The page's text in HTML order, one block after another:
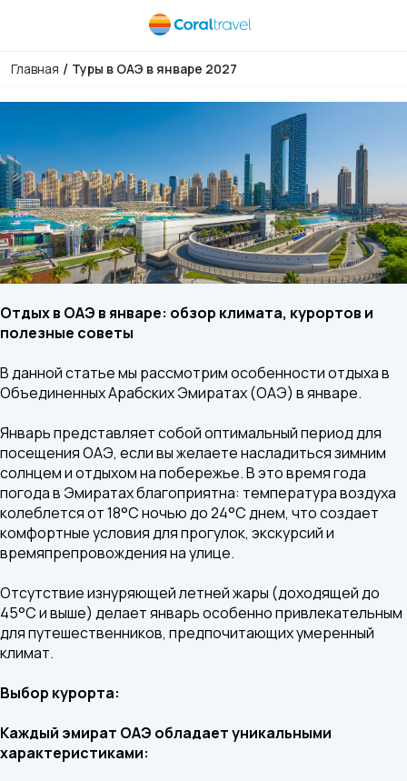
Главная / Туры в ОАЭ в январе 2027
Отдых в ОАЭ в январе: обзор климата, курортов и
полезные советы
В данной статье мы рассмотрим особенности отдыха в
Объединенных Арабских Эмиратах (ОАЭ) в январе.
Январь представляет собой оптимальный период для
посещения ОАЭ, если вы желаете насладиться зимним
солнцем и отдыхом на побережье. В это время года
погода в Эмиратах благоприятна: температура воздуха
колеблется от 18°C ночью до 24°C днем, что создает
комфортные условия для прогулок, экскурсий и
времяпрепровождения на улице.
Отсутствие изнуряющей летней жары (доходящей до
45°C и выше) делает январь особенно привлекательным
для путешественников, предпочитающих умеренный
климат.
Выбор курорта:
Каждый эмират ОАЭ обладает уникальными
характеристиками: